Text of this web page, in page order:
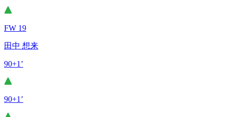
FW 19
田中 想来
90+1’
90+1’